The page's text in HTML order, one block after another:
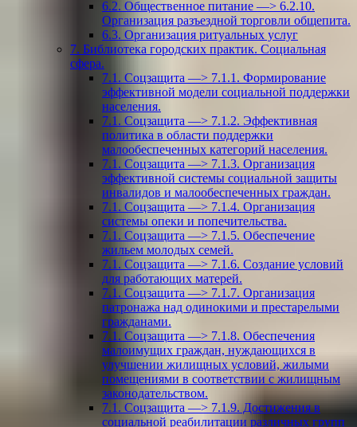
6.2. Общественное питание —> 6.2.10.
Организация разъездной торговли общепита.
6.3. Организация ритуальных услуг
7. Библиотека городских практик. Социальная
сфера.
7.1. Соцзащита —> 7.1.1. Формирование
эффективной модели социальной поддержки
населения.
7.1. Соцзащита —> 7.1.2. Эффективная
политика в области поддержки
малообеспеченных категорий населения.
7.1. Соцзащита —> 7.1.3. Организация
эффективной системы социальной защиты
инвалидов и малообеспеченных граждан.
7.1. Соцзащита —> 7.1.4. Организация
системы опеки и попечительства.
7.1. Соцзащита —> 7.1.5. Обеспечение
жильем молодых семей.
7.1. Соцзащита —> 7.1.6. Создание условий
для работающих матерей.
7.1. Соцзащита —> 7.1.7. Организация
патронажа над одинокими и престарелыми
гражданами.
7.1. Соцзащита —> 7.1.8. Обеспечения
малоимущих граждан, нуждающихся в
улучшении жилищных условий, жилыми
помещениями в соответствии с жилищным
законодательством.
7.1. Соцзащита —> 7.1.9. Достижения в
социальной реабилитации различных групп